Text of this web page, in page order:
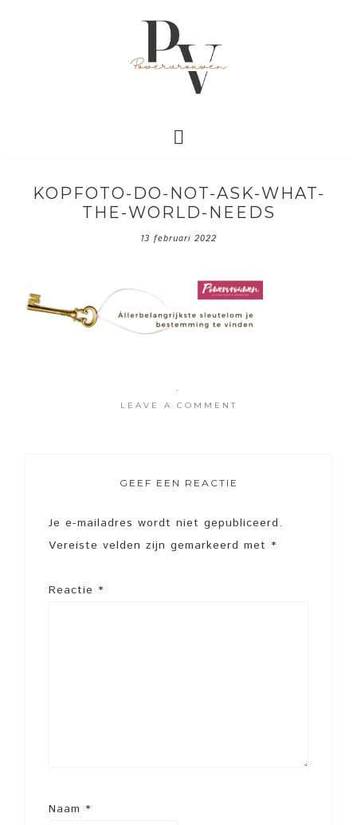
KOPFOTO-DO-NOT-ASK-WHAT-
THE-WORLD-NEEDS
13 februari 2022
·
LEAVE A COMMENT
GEEF EEN REACTIE
Je e-mailadres wordt niet gepubliceerd.
Vereiste velden zijn gemarkeerd met *
Reactie *
Naam *